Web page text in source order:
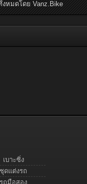
หมดโดย Vanz.Bike
เบาะซิ่ง
ชุดแต่งรถ
รถมือสอง